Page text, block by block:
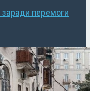
перемоги